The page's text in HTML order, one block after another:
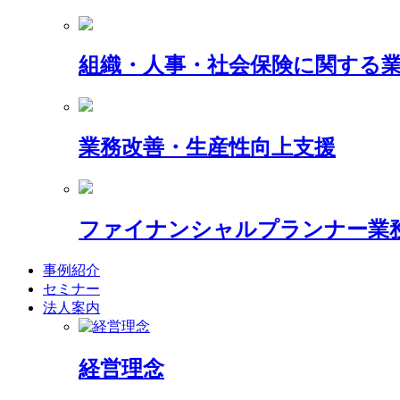
組織・人事・社会保険に関する
業務改善・生産性向上支援
ファイナンシャルプランナー業
事例紹介
セミナー
法人案内
経営理念